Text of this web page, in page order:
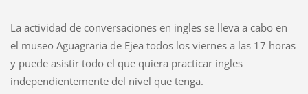
La actividad de conversaciones en ingles se lleva a cabo en
el museo Aguagraria de Ejea todos los viernes a las 17 horas
y puede asistir todo el que quiera practicar ingles
independientemente del nivel que tenga.